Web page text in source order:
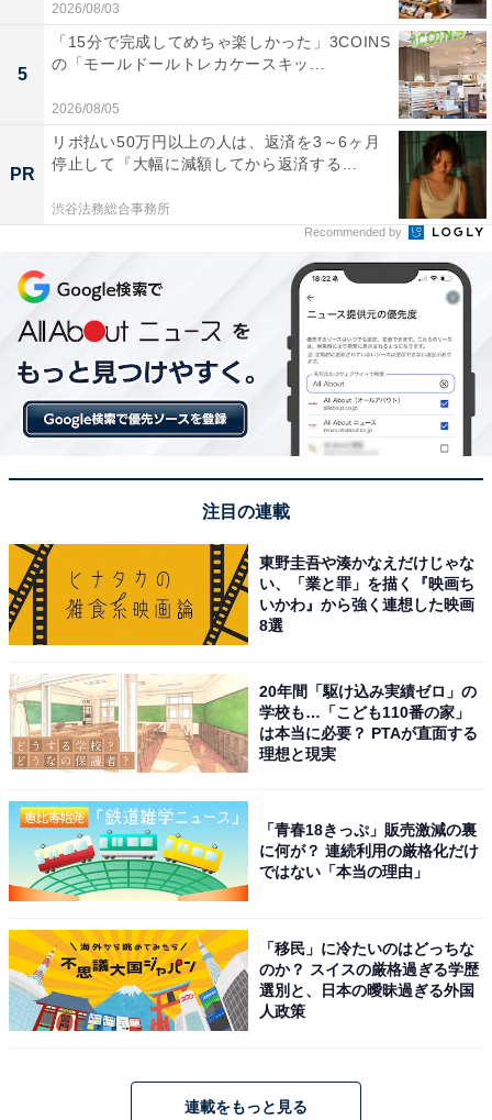
2：ポリプロピレン チューブ絞り器／税込99円
ポリプロピレン チューブ絞り器（税込99円）
歯磨き粉、ボディクリーム、ハンドクリーム……家を探
してみると、案外チューブ容器は少なくありません。そ
んなチューブ入りのジェルやクリームを最後まで無駄な
く絞り出すための便利アイテムが「チューブ絞り器」で
す。
ただ、チューブの中身がたっぷりある時は使わないので
設定したうえで満を持して追加購入をしました！
ちなみに、一緒に働いていたスタッフさんの中には「猫
た。なるほど……と思うのと同時に、このアイテムの使
い勝手のよさを再認識したものです。
2026/08/03
5
「15分で完成してめちゃ楽しかった」3COINS
の「モールドールトレカケースキッ...
2026/08/05
PR
リボ払い50万円以上の人は、返済を3～6ヶ月
停止して『大幅に減額してから返済する...
渋谷法務総合事務所
Recommended by
注目の連載
東野圭吾や湊かなえだけじゃな
い、「業と罪」を描く『映画ち
いかわ』から強く連想した映画
8選
20年間「駆け込み実績ゼロ」の
学校も…「こども110番の家」
は本当に必要？ PTAが直面する
理想と現実
「青春18きっぷ」販売激減の裏
に何が？ 連続利用の厳格化だけ
ではない「本当の理由」
「移民」に冷たいのはどっちな
のか？ スイスの厳格過ぎる学歴
選別と、日本の曖昧過ぎる外国
人政策
連載をもっと見る